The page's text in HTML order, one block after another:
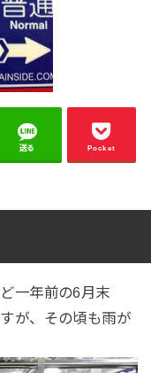
送る Pocket
一年前の6月末
が、その頃も雨が